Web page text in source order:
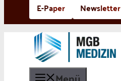
springen
E-Paper Newsletter